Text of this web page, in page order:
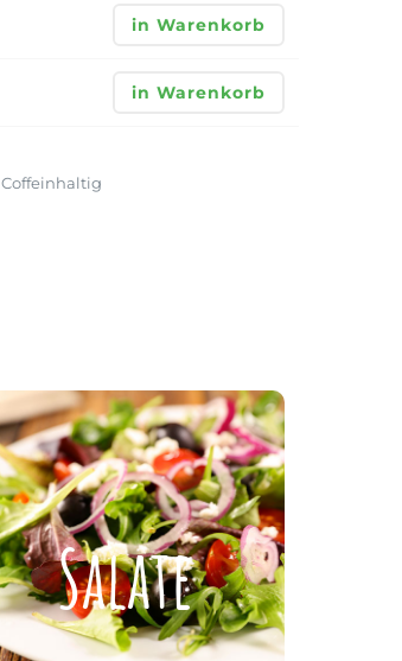
in Warenkorb
in Warenkorb
Coffeinhaltig
Salate
Salate
ZUR KARTE